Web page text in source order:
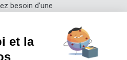
besoin d’une
avec nous.
74 00 90 90
et la